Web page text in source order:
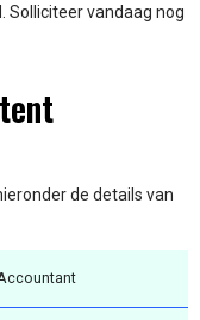
Solliciteer vandaag nog
de details van